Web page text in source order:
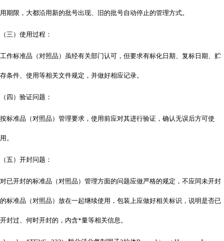
用期限，大都沿用新的批号出现、旧的批号自动停止的管理方式。
（三）使用过程：
工作标准品（对照品）虽经有关部门认可，但要求有标化日期、复标日期、贮
存条件、使用等相关文件规定，并做好相应记录。
（四）验证问题：
按标准品（对照品）管理要求，使用前应对其进行验证，确认无误后方可使
用。
（五）开封问题：
对已开封的标准品（对照品）管理方面的问题应做严格的规定，不应同未开封
的标准品（对照品）放在一起继续使用，包装上应做好相关标识，说明是否已
开封过、何时开封的，内含*量等相关信息。